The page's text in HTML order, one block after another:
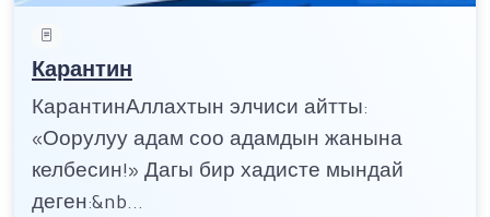
Карантин
КарантинАллахтын элчиси айтты:
«Оорулуу адам соо адамдын жанына
келбесин!» Дагы бир хадисте мындай
деген:&nb...